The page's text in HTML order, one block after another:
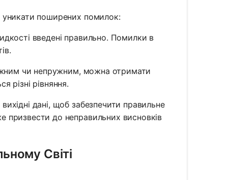
уникати поширених помилок:
введені правильно. Помилки в
чи непружним, можна отримати
різні рівняння.
дані, щоб забезпечити правильне
призвести до неправильних висновків
Світі